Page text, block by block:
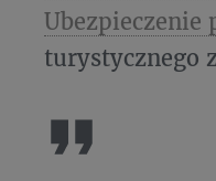
turystycznego